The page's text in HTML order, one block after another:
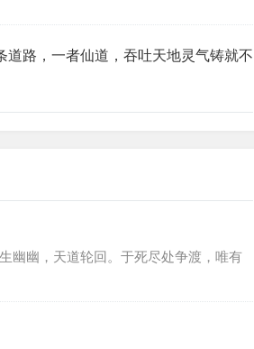
路，一者仙道，吞吐天地灵气铸就不
幽幽，天道轮回。于死尽处争渡，唯有